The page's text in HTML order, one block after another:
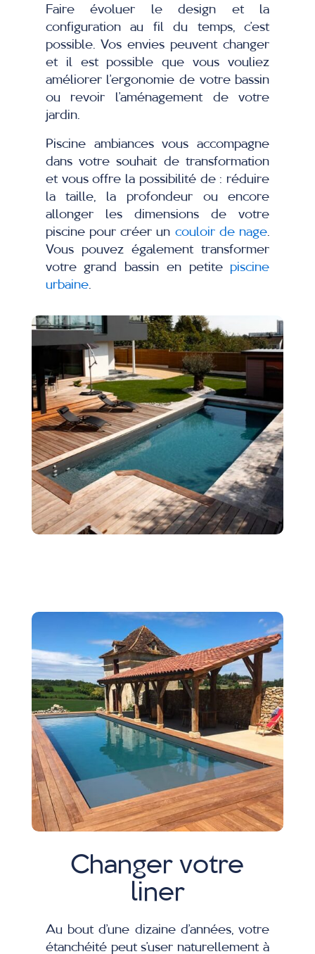
Faire évoluer le design et la
configuration au fil du temps, c’est
possible. Vos envies peuvent changer
et il est possible que vous vouliez
améliorer l’ergonomie de votre bassin
ou revoir l’aménagement de votre
jardin.
Piscine ambiances vous accompagne
dans votre souhait de transformation
et vous offre la possibilité de : réduire
la taille, la profondeur ou encore
allonger les dimensions de votre
piscine pour créer un couloir de nage
Vous pouvez également transformer
votre grand bassin en petitepiscine
urbaine.
Changer votre
liner
Au bout d’une dizaine d’années, votre
étanchéité peut s’user naturellement à